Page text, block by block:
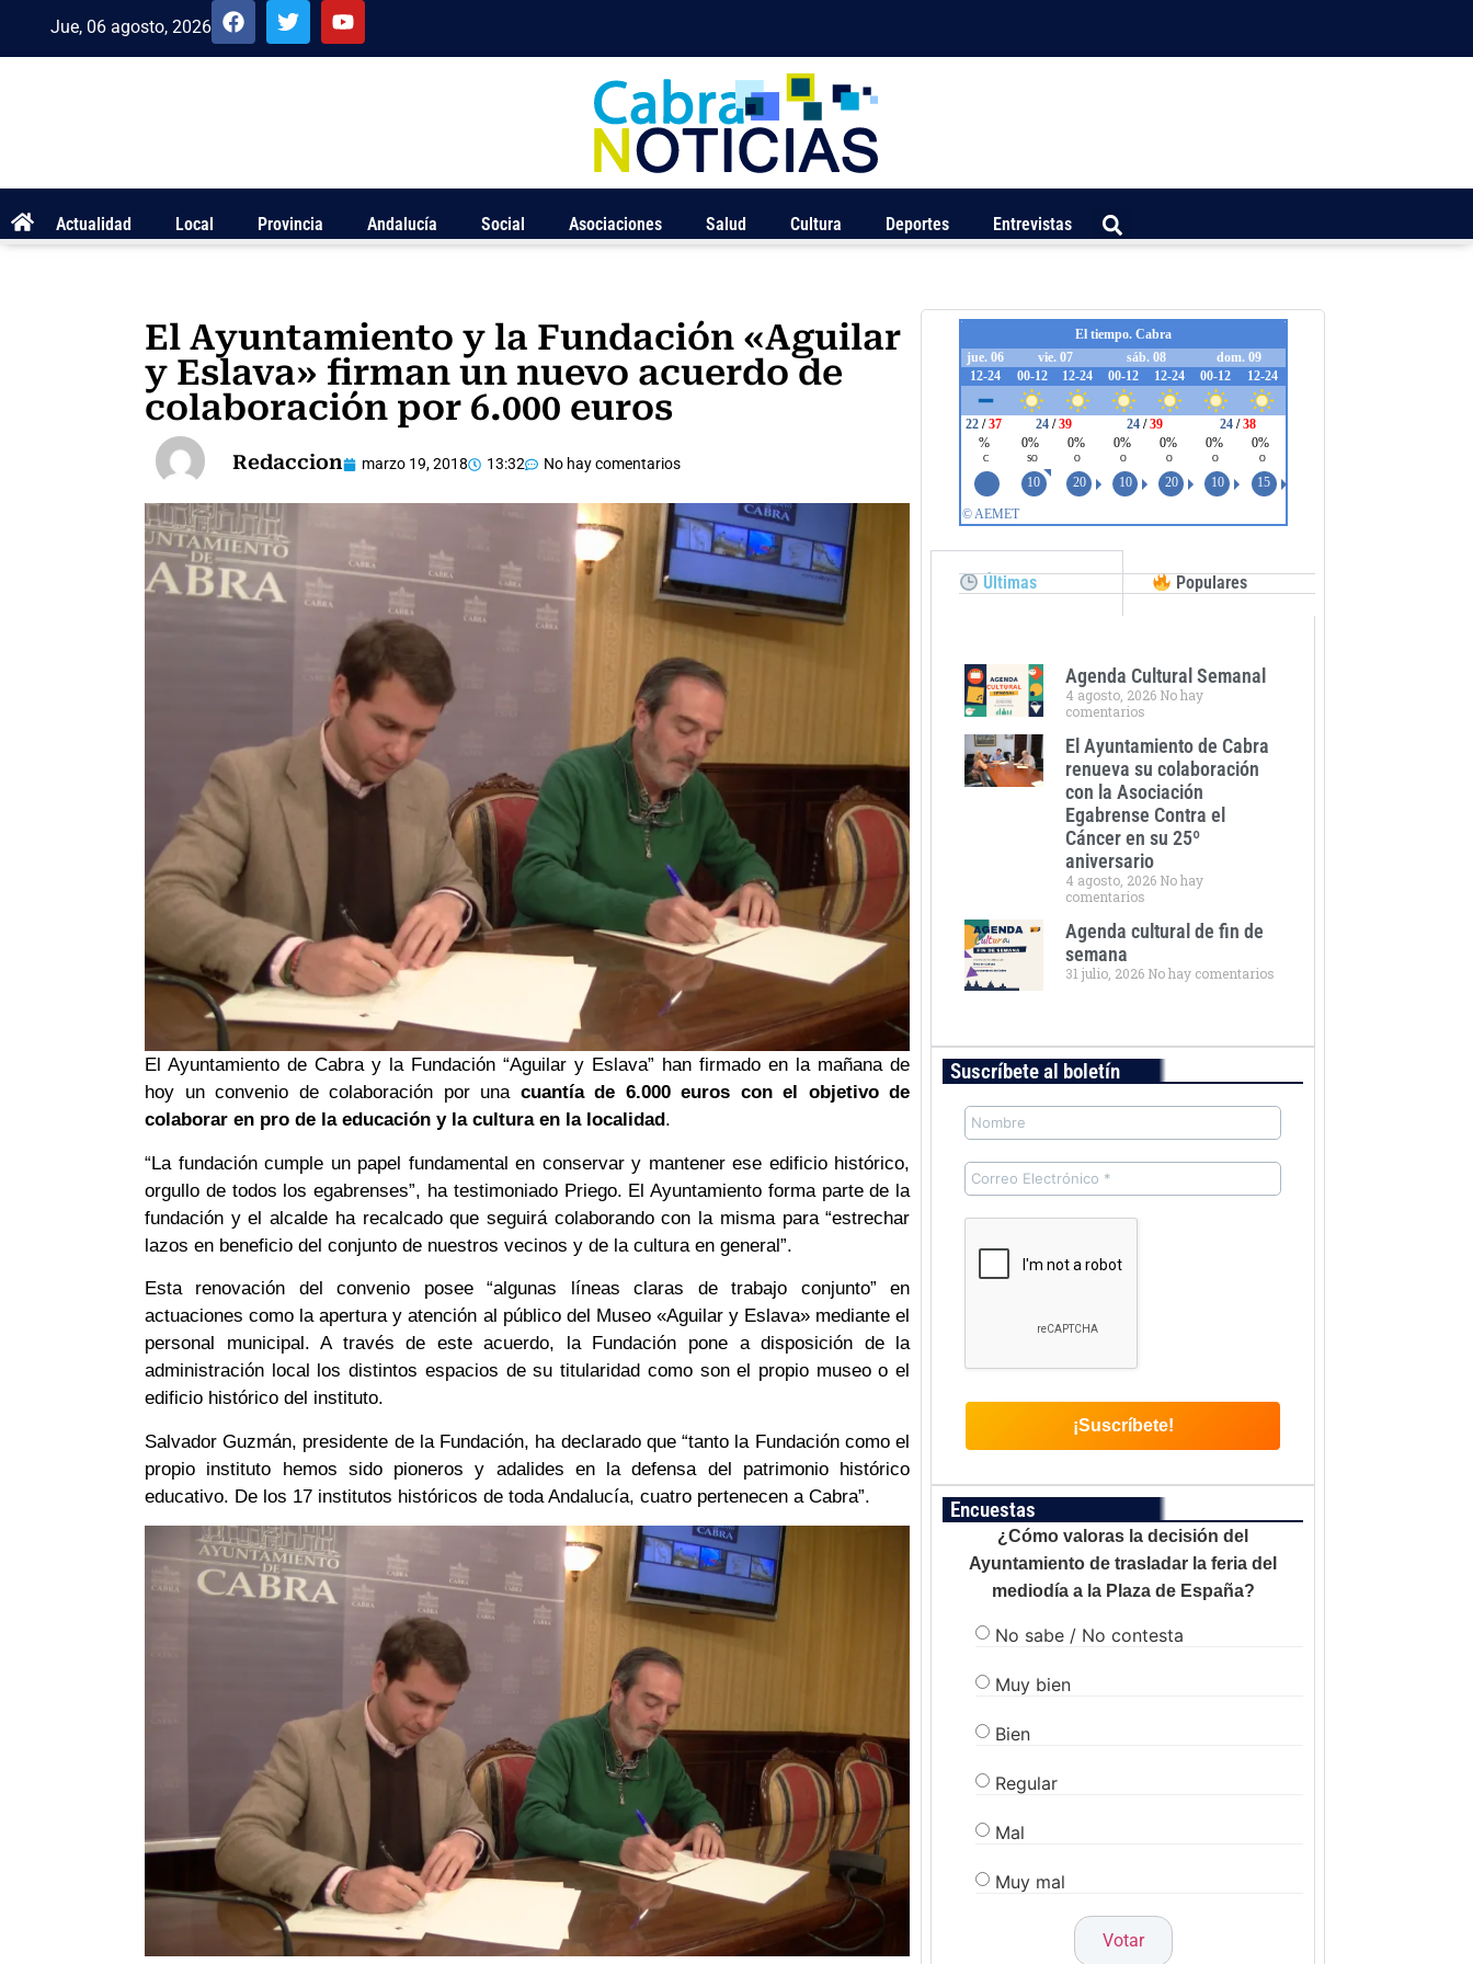
Jue, 06 agosto, 2026
Actualidad Local Provincia Andalucía Social Asociaciones Salud Cultura Deportes Entrevistas
El Ayuntamiento y la Fundación «Aguilar
y Eslava» firman un nuevo acuerdo de
colaboración por 6.000 euros
Redaccion marzo 19, 2018 13:32 No hay comentarios
El Ayuntamiento de Cabra y la Fundación “Aguilar y Eslava” han firmado en la mañana de
hoy un convenio de colaboración por una cuantía de 6.000 euros con el objetivo de
colaborar en pro de la educación y la cultura en la localidad .
“La fundación cumple un papel fundamental en conservar y mantener ese edificio histórico,
orgullo de todos los egabrenses”, ha testimoniado Priego. El Ayuntamiento forma parte de la
fundación y el alcalde ha recalcado que seguirá colaborando con la misma para “estrechar
lazos en beneficio del conjunto de nuestros vecinos y de la cultura en general”.
Esta renovación del convenio posee “algunas líneas claras de trabajo conjunto” en
actuaciones como la apertura y atención al público del Museo «Aguilar y Eslava» mediante el
personal municipal. A través de este acuerdo, la Fundación pone a disposición de la
administración local los distintos espacios de su titularidad como son el propio museo o el
edificio histórico del instituto.
Salvador Guzmán, presidente de la Fundación, ha declarado que “tanto la Fundación como el
propio instituto hemos sido pioneros y adalides en la defensa del patrimonio histórico
educativo. De los 17 institutos históricos de toda Andalucía, cuatro pertenecen a Cabra”.
Últimas Populares
Agenda Cultural Semanal
4 agosto, 2026 No hay
comentarios
El Ayuntamiento de Cabra
renueva su colaboración
con la Asociación
Egabrense Contra el
Cáncer en su 25º
aniversario
4 agosto, 2026 No hay
comentarios
Agenda cultural de fin de
semana
31 julio, 2026 No hay comentarios
Suscríbete al boletín
Encuestas
¿Cómo valoras la decisión del
Ayuntamiento de trasladar la feria del
mediodía a la Plaza de España?
No sabe / No contesta
Muy bien
Bien
Regular
Mal
Muy mal